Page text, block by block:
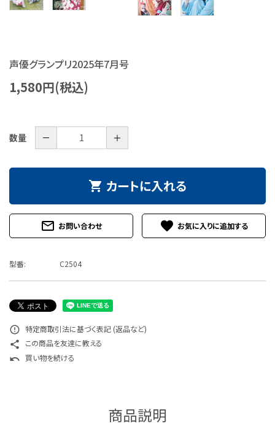
ご利用ガイド
特定商取引法について
声優グランプリ2025年7月号
1,580円(税込)
数量 － ＋
shopping_cart カートに入れる
mail_outline お問い合わせ favorite
型番: C2504
error_outline 特定商取引法に基づく表記 (返品など)
share この商品を友達に教える
undo 買い物を続ける
商品説明